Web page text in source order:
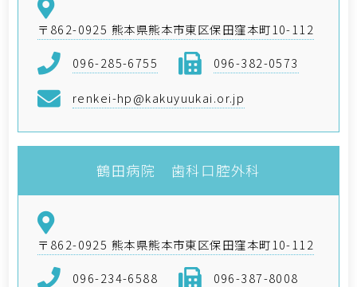
〒862-0925 熊本県熊本市東区保田窪本町10-112
096-285-6755
096-382-0573
renkei-hp@kakuyuukai.or.jp
鶴田病院 歯科口腔外科
〒862-0925 熊本県熊本市東区保田窪本町10-112
096-234-6588
096-387-8008